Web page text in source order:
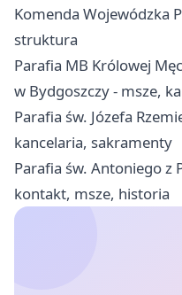
Komenda Wojewódzka
struktura
Parafia MB Królowej
w Bydgoszczy - msze,
Parafia św. Józefa
kancelaria, sakramenty
Parafia św. Antoniego z
kontakt, msze, historia